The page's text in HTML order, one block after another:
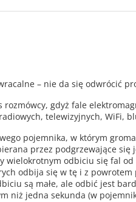
– nie da się odwrócić
rozmówcy, gdyż fale
telewizyjnych, WiFi,
pojemnika, w którym
przez podgrzewające się
odbiciu się fal od
odbija się w tę i z
są małe, ale odbić jest
niż jedna sekunda (w